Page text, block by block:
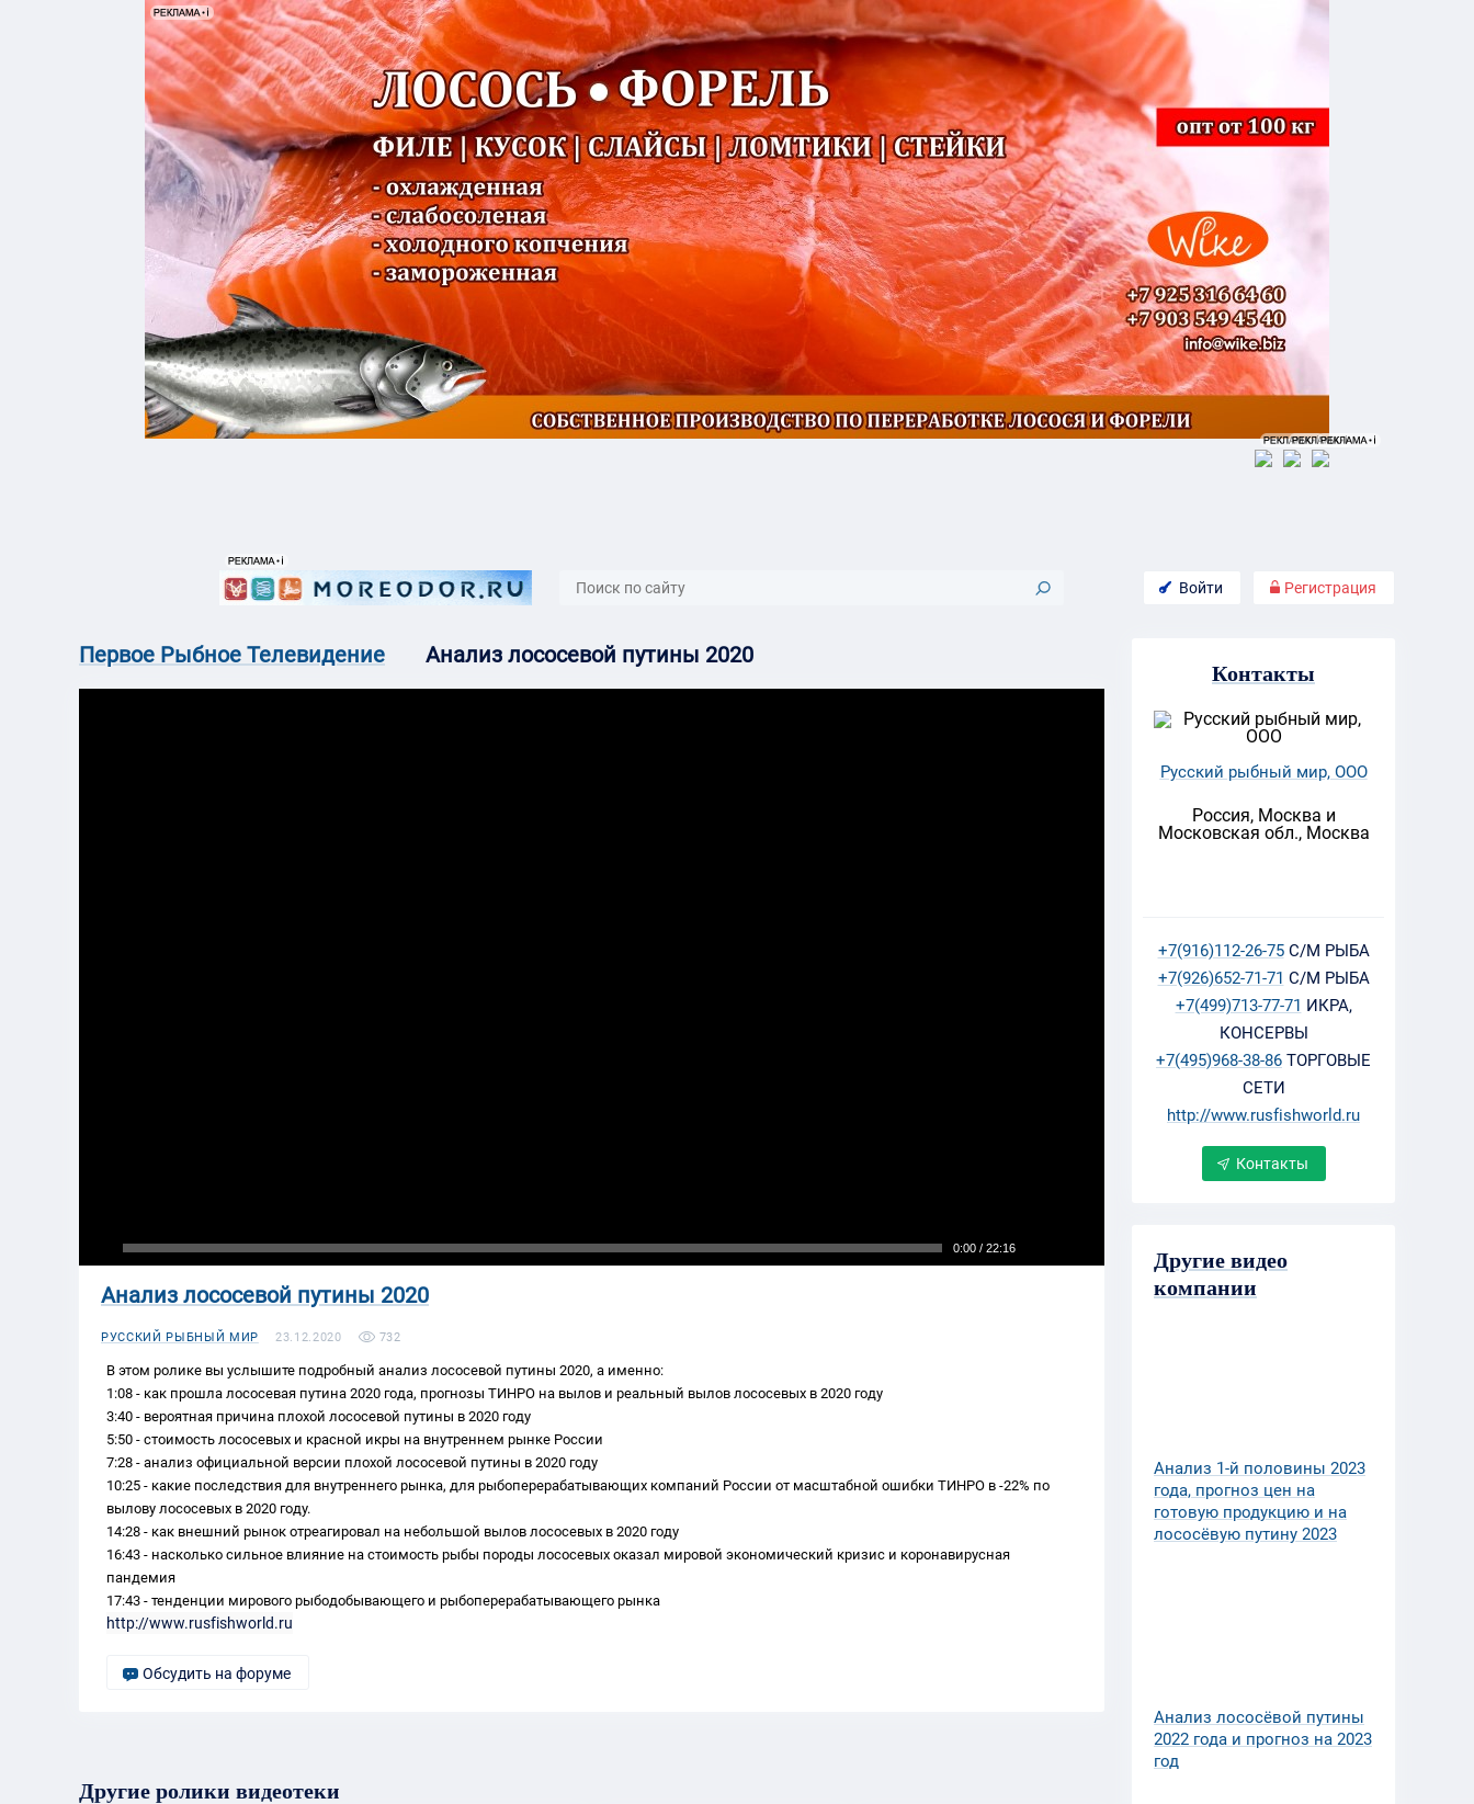
Войти Регистрация
Первое Рыбное Телевидение Анализ лососевой путины 2020
0:00 / 22:16
Анализ лососевой путины 2020
РУССКИЙ РЫБНЫЙ МИР 23.12.2020 732
В этом ролике вы услышите подробный анализ лососевой путины 2020, а именно:
1:08 - как прошла лососевая путина 2020 года, прогнозы ТИНРО на вылов и реальный вылов лососевых в 2020 году
3:40 - вероятная причина плохой лососевой путины в 2020 году
5:50 - стоимость лососевых и красной икры на внутреннем рынке России
7:28 - анализ официальной версии плохой лососевой путины в 2020 году
10:25 - какие последствия для внутреннего рынка, для рыбоперерабатывающих компаний России от масштабной ошибки ТИНРО в -22% по
вылову лососевых в 2020 году.
14:28 - как внешний рынок отреагировал на небольшой вылов лососевых в 2020 году
16:43 - насколько сильное влияние на стоимость рыбы породы лососевых оказал мировой экономический кризис и коронавирусная
пандемия
17:43 - тенденции мирового рыбодобывающего и рыбоперерабатывающего рынка
http://www.rusfishworld.ru
Обсудить на форуме
Другие ролики видеотеки
Контакты
Русский рыбный мир, ООО
Россия, Москва и
Московская обл., Москва
+7(916)112-26-75С/М РЫБА
+7(926)652-71-71 С/М РЫБА
+7(499)713-77-71 ИКРА,
КОНСЕРВЫ
+7(495)968-38-86 ТОРГОВЫЕ
СЕТИ
http://www.rusfishworld.ru
Контакты
Другие видео
компании
Анализ 1-й половины 2023
года, прогноз цен на
готовую продукцию и на
лососёвую путину 2023
Анализ лососёвой путины
2022 года и прогноз на 2023
год